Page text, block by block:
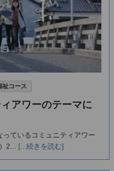
祉コース
アワーのテーマに
ているコミュニティアワー
2... [...続きを読む]